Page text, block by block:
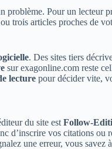
problème. Pour un lecteur
trois articles proches de
. Des sites tiers
sur exagonline.com reste
lecture pour décider vite,
du site est Follow-
d’inscrire vos citations
une erreur, vous savez